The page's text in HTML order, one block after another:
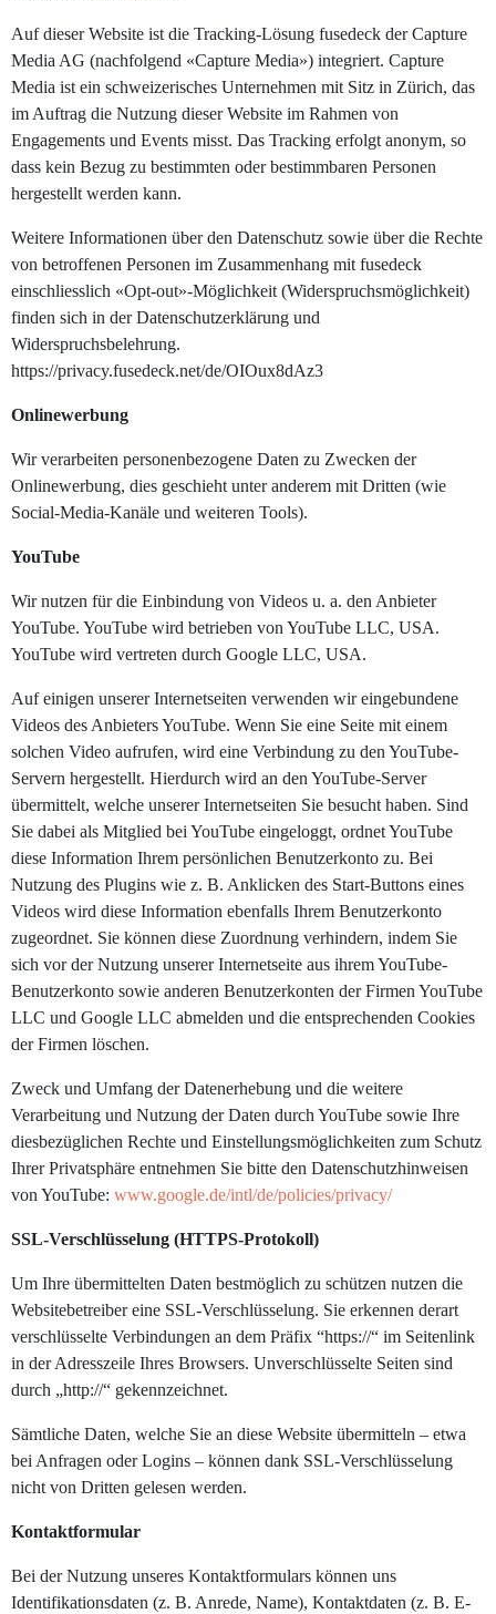
Auf dieser Website ist die Tracking-Lösung fusedeck der Capture
Media AG (nachfolgend «Capture Media») integriert. Capture
Media ist ein schweizerisches Unternehmen mit Sitz in Zürich, das
im Auftrag die Nutzung dieser Website im Rahmen von
Engagements und Events misst. Das Tracking erfolgt anonym, so
dass kein Bezug zu bestimmten oder bestimmbaren Personen
hergestellt werden kann.
Weitere Informationen über den Datenschutz sowie über die Rechte
von betroffenen Personen im Zusammenhang mit fusedeck
einschliesslich «Opt-out»-Möglichkeit (Widerspruchsmöglichkeit)
finden sich in der Datenschutzerklärung und
Widerspruchsbelehrung.
https://privacy.fusedeck.net/de/OIOux8dAz3
Onlinewerbung
Wir verarbeiten personenbezogene Daten zu Zwecken der
Onlinewerbung, dies geschieht unter anderem mit Dritten (wie
Social-Media-Kanäle und weiteren Tools).
YouTube
Wir nutzen für die Einbindung von Videos u. a. den Anbieter
YouTube. YouTube wird betrieben von YouTube LLC, USA.
YouTube wird vertreten durch Google LLC, USA.
Auf einigen unserer Internetseiten verwenden wir eingebundene
Videos des Anbieters YouTube. Wenn Sie eine Seite mit einem
solchen Video aufrufen, wird eine Verbindung zu den YouTube-
Servern hergestellt. Hierdurch wird an den YouTube-Server
übermittelt, welche unserer Internetseiten Sie besucht haben. Sind
Sie dabei als Mitglied bei YouTube eingeloggt, ordnet YouTube
diese Information Ihrem persönlichen Benutzerkonto zu. Bei
Nutzung des Plugins wie z. B. Anklicken des Start-Buttons eines
Videos wird diese Information ebenfalls Ihrem Benutzerkonto
zugeordnet. Sie können diese Zuordnung verhindern, indem Sie
sich vor der Nutzung unserer Internetseite aus ihrem YouTube-
Benutzerkonto sowie anderen Benutzerkonten der Firmen YouTube
LLC und Google LLC abmelden und die entsprechenden Cookies
der Firmen löschen.
Zweck und Umfang der Datenerhebung und die weitere
Verarbeitung und Nutzung der Daten durch YouTube sowie Ihre
diesbezüglichen Rechte und Einstellungsmöglichkeiten zum Schutz
Ihrer Privatsphäre entnehmen Sie bitte den Datenschutzhinweisen
von YouTube: www.google.de/intl/de/policies/privacy/
SSL-Verschlüsselung (HTTPS-Protokoll)
Um Ihre übermittelten Daten bestmöglich zu schützen nutzen die
Websitebetreiber eine SSL-Verschlüsselung. Sie erkennen derart
verschlüsselte Verbindungen an dem Präfix “https://“ im Seitenlink
in der Adresszeile Ihres Browsers. Unverschlüsselte Seiten sind
durch „http://“ gekennzeichnet.
Sämtliche Daten, welche Sie an diese Website übermitteln – etwa
bei Anfragen oder Logins – können dank SSL-Verschlüsselung
nicht von Dritten gelesen werden.
Kontaktformular
Bei der Nutzung unseres Kontaktformulars können uns
Identifikationsdaten (z. B. Anrede, Name), Kontaktdaten (z. B. E-